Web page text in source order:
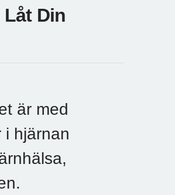
Din
är med
i hjärnan